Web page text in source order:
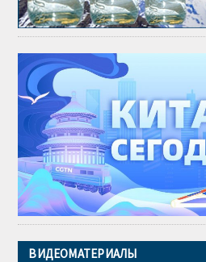
ВИДЕОМАТЕРИАЛЫ